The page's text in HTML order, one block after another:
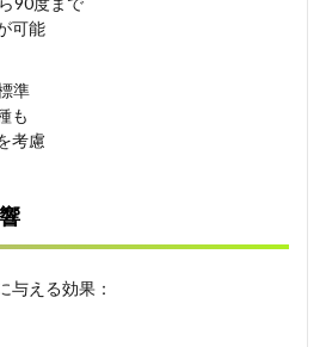
可能
準
も
考慮
与える効果：